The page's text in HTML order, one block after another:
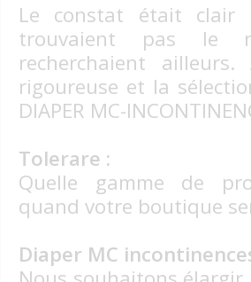
Le constat était clair
trouvaient pas le
recherchaient
rigoureuse et la
DIAPER MC-
Tolerare :
Quelle gamme de
quand votre boutique
Diaper MC